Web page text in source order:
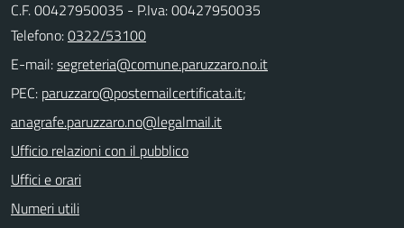
C.F. 00427950035 - P.Iva: 00427950035
Telefono:0322/53100
E-mail:
PEC:
;
Ufficio relazioni con il pubblico
Uffici e orari
Numeri utili